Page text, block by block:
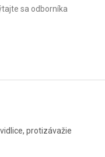
sa odborníka
protizávažie